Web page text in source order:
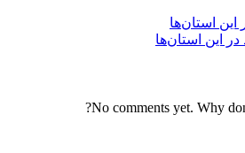
این استان‌ها
No comments yet. Why